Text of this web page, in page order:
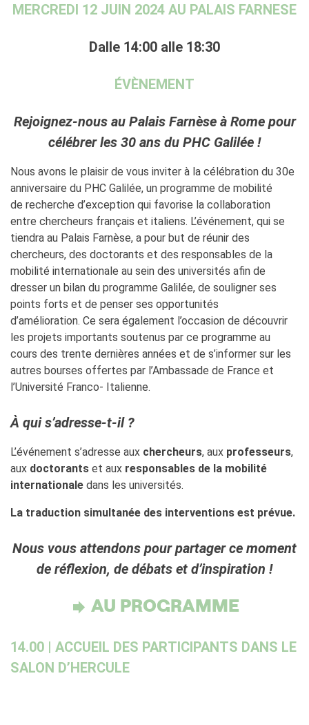
Contacts
Emplois/stages
Marchés Publics
NOS MÉCÈNES
Come sostenere
I nostri luoghi
I contatti
I nostri sostenitori
ARCHIVES
Café dell'innovazione
Dialoghi del Farnese
Farnèse à la page
Festa della musica
Incontro italo-francesi sul
mondo di domani
La Notte delle Idee
Operazioni artistiche
PERCHÉ IMPARARE IL
FRANCESE
MERCREDI 12 JUIN 2024 AU PALAIS FARNESE
Dalle 14:00 alle 18:30
ÉVÈNEMENT
Rejoignez-nous au Palais Farnèse à Rome pour
célébrer les 30 ans du PHC Galilée !
Nous avons le plaisir de vous inviter à la célébration du 30e
anniversaire du PHC Galilée, un programme de mobilité
de recherche d’exception qui favorise la collaboration
entre chercheurs français et italiens. L’événement, qui se
tiendra au Palais Farnèse, a pour but de réunir des
chercheurs, des doctorants et des responsables de la
mobilité internationale au sein des universités afin de
dresser un bilan du programme Galilée, de souligner ses
points forts et de penser ses opportunités
d’amélioration. Ce sera également l’occasion de découvrir
les projets importants soutenus par ce programme au
cours des trente dernières années et de s’informer sur les
autres bourses offertes par l’Ambassade de France et
l’Université Franco- Italienne.
À qui s’adresse-t-il ?
L’événement s’adresse aux chercheurs, aux professeurs,
aux doctorants et aux responsables de la mobilité
internationale dans les universités.
La traduction simultanée des interventions est prévue.
Nous vous attendons pour partager ce moment
de réflexion, de débats et d’inspiration !
AU PROGRAMME
14.00 | ACCUEIL DES PARTICIPANTS DANS LE
SALON D’HERCULE